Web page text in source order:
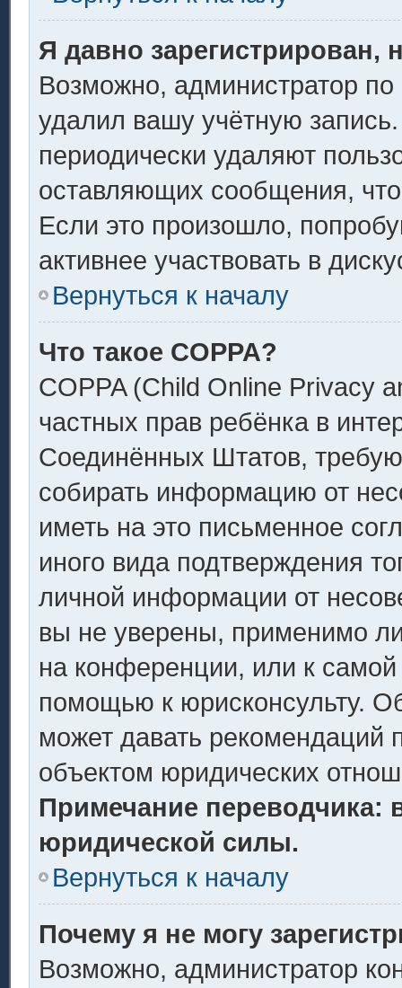
Я давно зарегистрирован,
Возможно, администратор по
удалил вашу учётную
периодически удаляют
оставляющих сообщения,
Если это произошло,
активнее участвовать в
Вернуться к началу
Что такое COPPA?
COPPA (Child Online Privacy
частных прав ребёнка в
Соединённых Штатов,
собирать информацию от
иметь на это письменное
иного вида подтверждения
личной информации от
вы не уверены, применимо
на конференции, или к
помощью к юрисконсульту.
может давать рекомендаций
объектом юридических
Примечание переводчика:
юридической силы.
Вернуться к началу
Почему я не могу
Возможно, администратор